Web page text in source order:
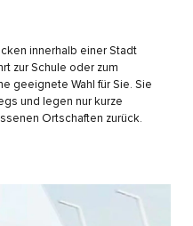
innerhalb einer Stadt
zur Schule oder zum
geeignete Wahl für Sie. Sie
und legen nur kurze
Ortschaften zurück.